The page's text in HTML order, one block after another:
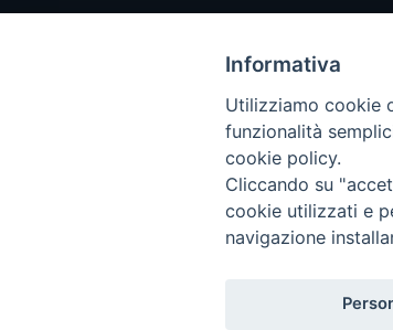
Copyright © 2019 - Tutti i diritti
Informativa
Utilizziamo cookie
funzionalità
cookie policy.
Cliccando su
cookie utilizzati e
navigazione